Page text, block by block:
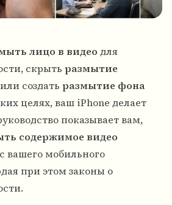
лицо в видео для
скрыть размытие
или создать размытие фона
целях, ваш iPhone делает
показывает вам,
содержимое видео
вашего мобильного
при этом законы о